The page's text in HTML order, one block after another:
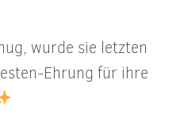
wurde sie letzten
Ehrung für ihre